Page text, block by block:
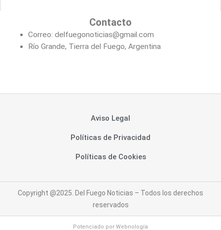
Contacto
Correo: delfuegonoticias@gmail.com
Río Grande, Tierra del Fuego, Argentina
Aviso Legal
Políticas de Privacidad
Políticas de Cookies
Copyright @2025. Del Fuego Noticias – Todos los derechos
reservados
Potenciado por Webnología